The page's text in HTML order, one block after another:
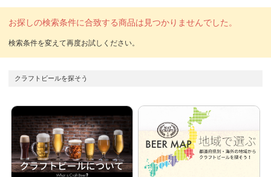
お探しの検索条件に合致する商品は見つかりませんでした。
クラフトビールを探そう